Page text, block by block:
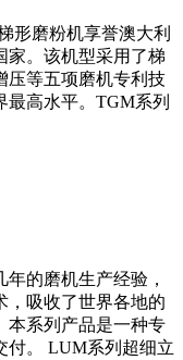
形磨粉机享誉澳大利
家。该机型采用了梯
压等五项磨机专利技
高水平。TGM系列
的磨机生产经验，
，吸收了世界各地的
本系列产品是一种专
付。 LUM系列超细立